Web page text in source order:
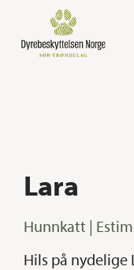
Lara
Hunnkatt |
Hils på nydelige